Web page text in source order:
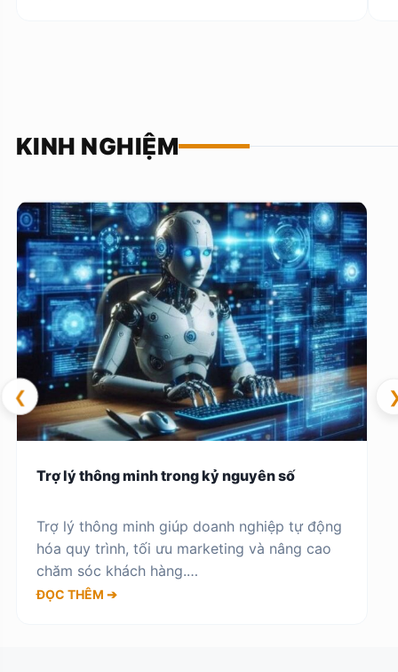
KINH NGHIỆM
❮
Trợ lý thông minh trong kỷ nguyên số
Trợ lý thông minh giúp doanh nghiệp tự động
hóa quy trình, tối ưu marketing và nâng cao
chăm sóc khách hàng.…
ĐỌC THÊM ➔